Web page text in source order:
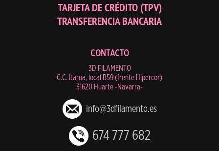
TARJETA DE CRÉDITO (TPV)
TRANSFERENCIA BANCARIA
CONTACTO
3D FILAMENTO
C.C. Itaroa, local B59 (frente Hipercor)
31620 Huarte -Navarra-
info@3dfilamento.es
674 777 682